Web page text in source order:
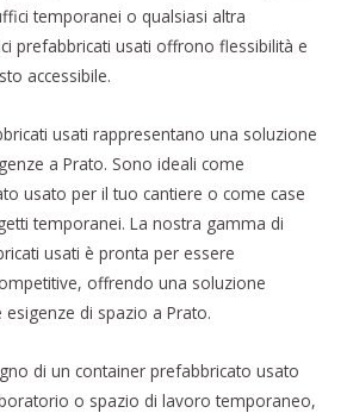
temporanei o qualsiasi altra
prefabbricati usati offrono flessibilità e
accessibile.
usati rappresentano una soluzione
a Prato. Sono ideali come
usato per il tuo cantiere o come case
temporanei. La nostra gamma di
usati è pronta per essere
offrendo una soluzione
di spazio a Prato.
di un container prefabbricato usato
o spazio di lavoro temporaneo,